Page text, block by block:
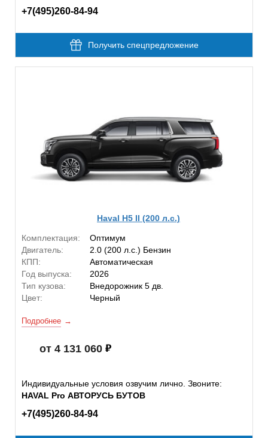
+7(495)260-84-94
Получить спецпредложение
Haval H5 II (200 л.с.)
Комплектация:
Оптимум
Двигатель:
2.0 (200 л.с.) Бензин
КПП:
Автоматическая
Год выпуска:
2026
Тип кузова:
Внедорожник 5 дв.
Цвет:
Черный
Подробнее
от 4 131 060
Индивидуальные условия озвучим лично. Звоните:
HAVAL Pro АВТОРУСЬ БУТОВ
+7(495)260-84-94